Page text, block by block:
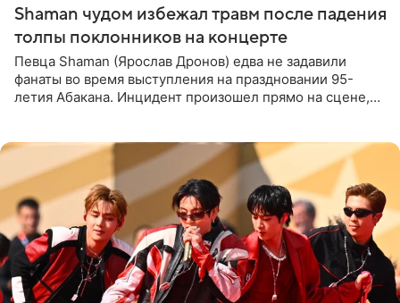
Shaman чудом избежал травм после падения
толпы поклонников на концерте
Певца Shaman (Ярослав Дронов) едва не задавили
фанаты во время выступления на праздновании 95-
летия Абакана. Инцидент произошел прямо на сцене,